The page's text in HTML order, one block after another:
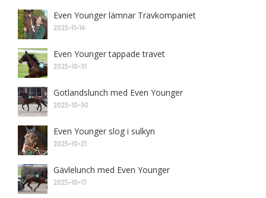
Even Younger lämnar Travkompaniet
2025-11-14
Even Younger tappade travet
2025-10-31
Gotlandslunch med Even Younger
2025-10-30
Even Younger slog i sulkyn
2025-10-21
Gävlelunch med Even Younger
2025-10-17